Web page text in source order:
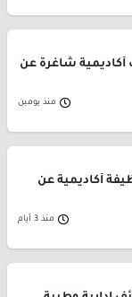
أكاديمية شاغرة عن
منذ يومين
القصيم تعلن طرح 147 وظيفة أكاديمية عن
منذ 3 أيام